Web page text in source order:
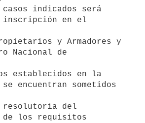
indicados será
inscripción en el
y Armadores y
Nacional de
establecidos en la
encuentran sometidos
resolutoria del
de los requisitos